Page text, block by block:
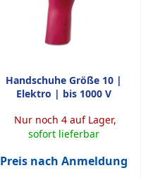
Handschuhe Größe 10 |
Elektro | bis 1000 V
Nur noch 4 auf Lager,
sofort lieferbar
Preis nach Anmeldung